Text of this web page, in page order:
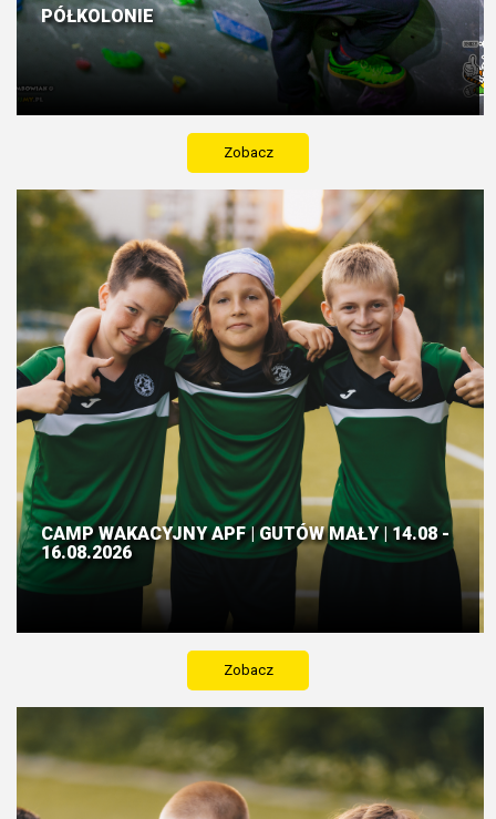
PÓŁKOLONIE
Zobacz
CAMP WAKACYJNY APF | GUTÓW MAŁY | 14.08 -
16.08.2026
Zobacz